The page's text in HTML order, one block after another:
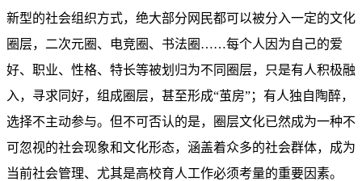
新型的社会组织方式，绝大部分网民都可以被分入一定的文化
圈层，二次元圈、电竞圈、书法圈……每个人因为自己的爱
好、职业、性格、特长等被划归为不同圈层，只是有人积极融
入，寻求同好，组成圈层，甚至形成“茧房”；有人独自陶醉，
选择不主动参与。但不可否认的是，圈层文化已然成为一种不
可忽视的社会现象和文化形态，涵盖着众多的社会群体，成为
当前社会管理、尤其是高校育人工作必须考量的重要因素。